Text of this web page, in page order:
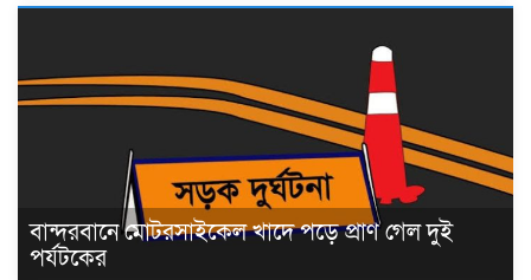
বান্দরবানে মোটরসাইকেল খাদে পড়ে প্রাণ গেল দুই
পর্যটকের